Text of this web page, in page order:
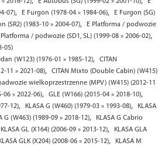
07), E Furgon (1978-04 » 1984-06),
E Furgon (SG)
(SR2) (1983-10 » 2004-07),
E Platforma / podwozie
Platforma / podwozie (SD1, SL) (1999-08 » 2006-02),
05)
(W123) (1976-01 » 1985-12),
CITAN
11 » 2021-08),
CITAN Mixto (Double Cabin) (W415)
wielkoprzestrzenne (MPV) (W415) (2012-11
06 » 2022-06), GLE (W166) (2015-04 » 2018-10),
12), KLASA G (W460) (1979-03 » 1993-08),
KLASA
G (W463) (1989-09 » 2018-12),
KLASA G Cabrio
KLASA GL (X164) (2006-09 » 2013-12),
KLASA GLA
KLASA GLK (X204) (2008-06 » 2015-12),
KLASA M